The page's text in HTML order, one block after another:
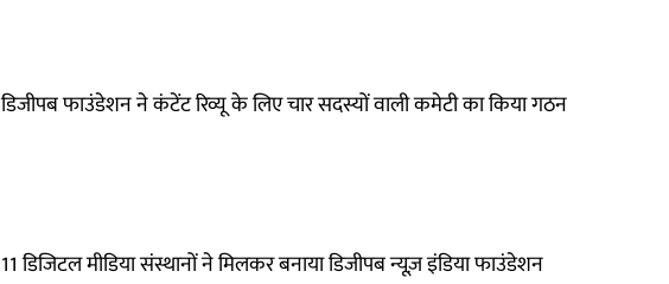
डिजीपब फाउंडेशन ने कंटेंट रिव्यू के लिए चार सदस्यों वाली कमेटी का किया गठन
11 डिजिटल मीडिया संस्थानों ने मिलकर बनाया डिजीपब न्यूज़ इंडिया फाउंडेशन